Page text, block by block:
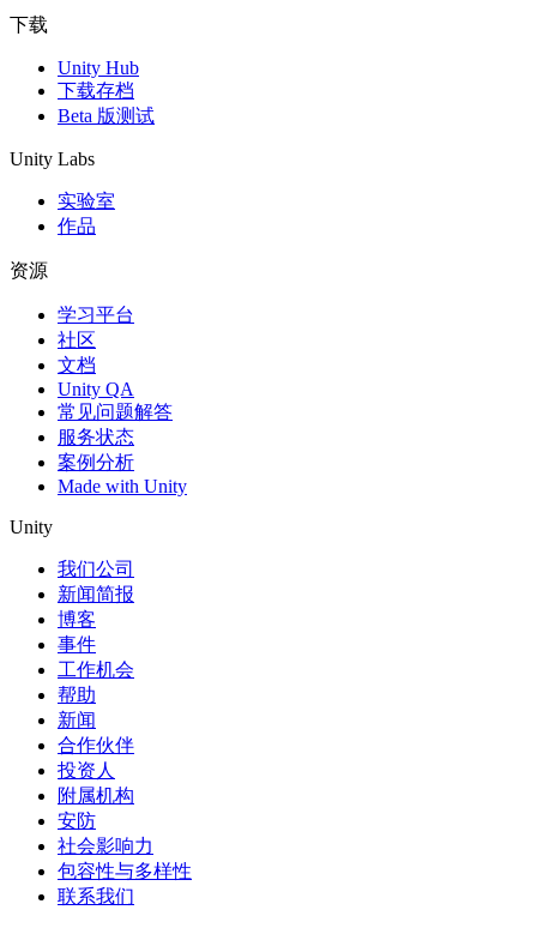
下载
Unity Hub
下载存档
Beta 版测试
Unity Labs
实验室
作品
资源
学习平台
社区
文档
Unity QA
常见问题解答
服务状态
案例分析
Made with Unity
Unity
我们公司
新闻简报
博客
事件
工作机会
帮助
新闻
合作伙伴
投资人
附属机构
安防
社会影响力
包容性与多样性
联系我们